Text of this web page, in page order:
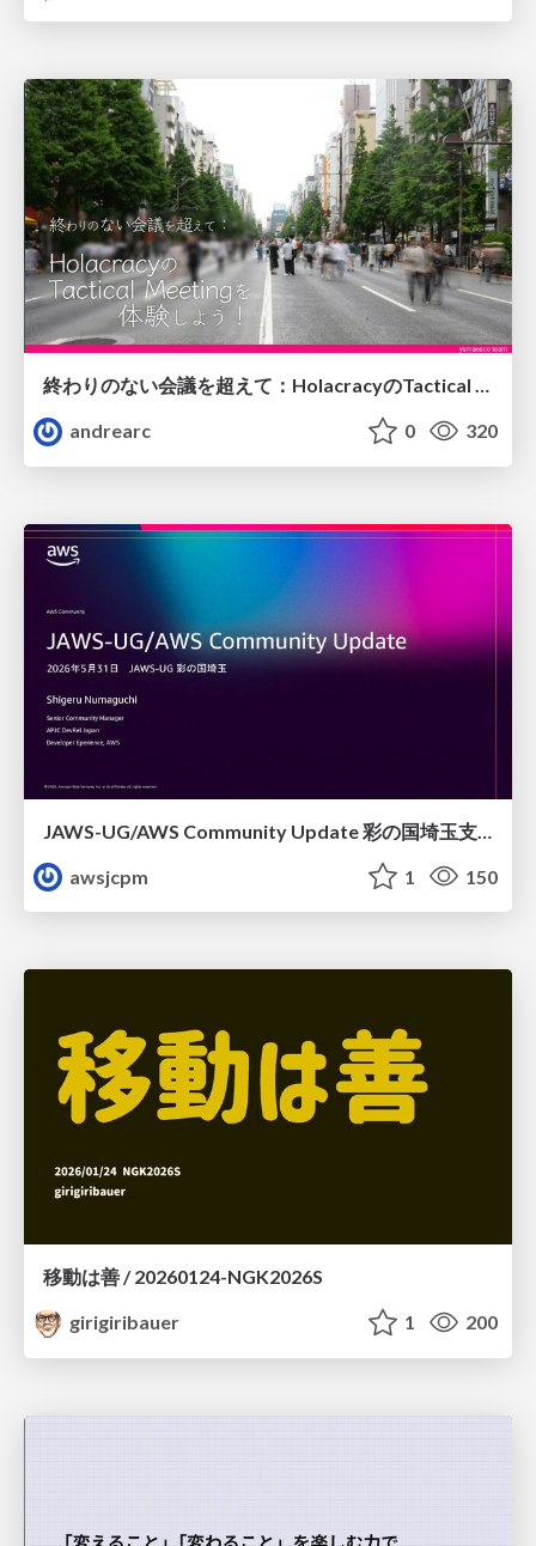
終わりのない会議を超えて：HolacracyのTactical Meetingを体験しよう！
andrearc
0 320
awsjcpm
1 150
移動は善 / 20260124-NGK2026S
girigiribauer
1 200